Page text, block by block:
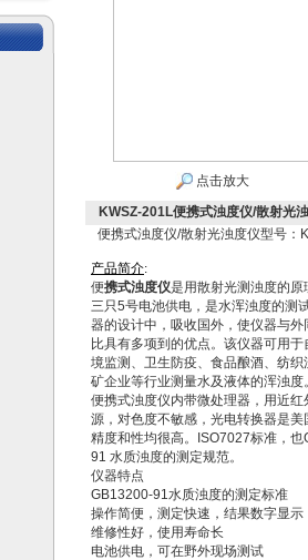
点击放大
KWSZ-201L便携式浊度仪/散射光
便携式浊度仪/散射光浊度仪型号：
产品简介:
便携式浊度仪是用散射光测浊度的原
三只5号电池供电，是水浑浊度的测
器的设计中，吸收国外，使仪器与外
比具有多项到的优点。该仪器可用于
境监测、卫生防疫、食品酿酒、纺织
矿企业等行业测量水及液体的浑浊度
便携式浊度仪内带微处理器，用近红
源，对色度不敏感，光电转换器是美
精度和性均很高。ISO7027标准，
91 水质浊度的测定规范。
仪器特点
GB13200-91水质浊度的测定标准
操作简便，测定快速，结果数字显示
维修性好，使用寿命长
电池供电，可在野外现场测试